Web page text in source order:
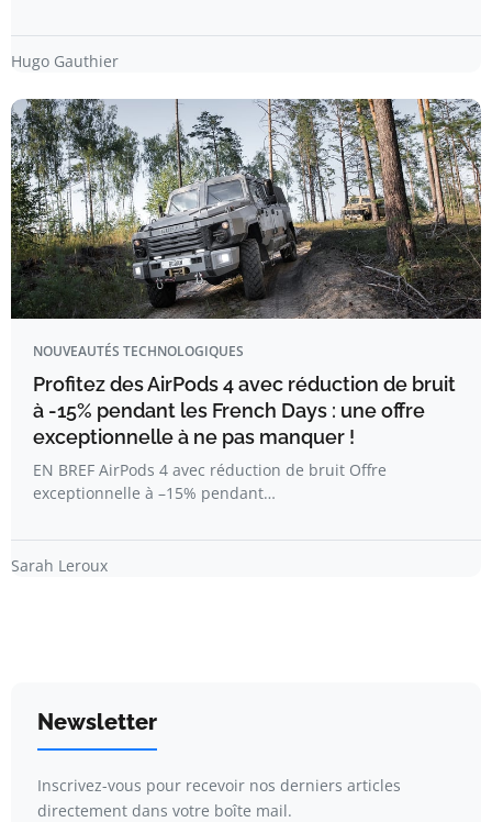
Hugo Gauthier
NOUVEAUTÉS TECHNOLOGIQUES
Profitez des AirPods 4 avec réduction de bruit
à -15% pendant les French Days : une offre
exceptionnelle à ne pas manquer !
EN BREF AirPods 4 avec réduction de bruit Offre
exceptionnelle à –15% pendant…
Sarah Leroux
Newsletter
Inscrivez-vous pour recevoir nos derniers articles
directement dans votre boîte mail.